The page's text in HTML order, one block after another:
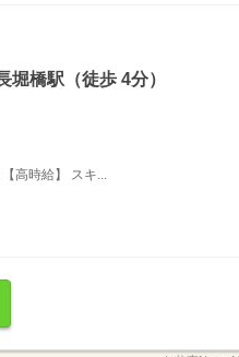
橋駅（徒歩 4分）
高時給】 スキ...